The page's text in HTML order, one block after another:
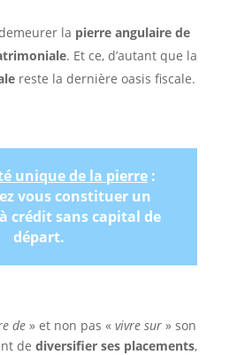
la pierre angulaire de
. Et ce, d’autant que la
reste la dernière oasis fiscale.
unique de la pierre:
vous constituer un
crédit sans capital de
départ.
de» et non pas « vivre sur» son
de diversifier ses placements,